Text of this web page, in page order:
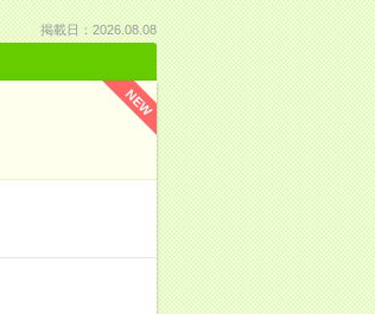
掲載日：2026.08.08
NEW